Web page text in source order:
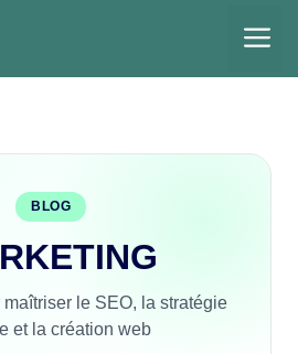
BLOG
le SEO, la stratégie
et la création web